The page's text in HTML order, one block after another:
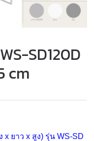
SD120D
cm
x ยาว x สูง) รุ่น WS-SD